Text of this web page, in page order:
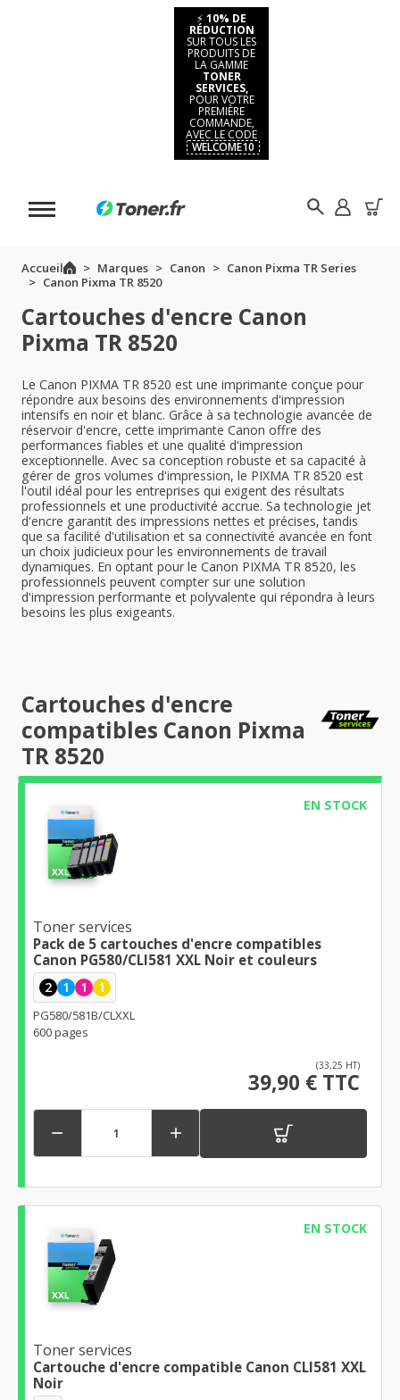
⚡ 10% DE
RÉDUCTION
SUR TOUS LES
PRODUITS DE
LA GAMME
TONER
SERVICES,
POUR VOTRE
PREMIÈRE
COMMANDE,
AVEC LE CODE
WELCOME10
Accueil Marques Canon
Canon Pixma TR Series
Canon Pixma TR 8520
Cartouches d'encre Canon
Pixma TR 8520
Le Canon PIXMA TR 8520 est une imprimante conçue pour
répondre aux besoins des environnements d'impression
intensifs en noir et blanc. Grâce à sa technologie avancée de
réservoir d'encre, cette imprimante Canon offre des
performances fiables et une qualité d'impression
exceptionnelle. Avec sa conception robuste et sa capacité à
gérer de gros volumes d'impression, le PIXMA TR 8520 est
l'outil idéal pour les entreprises qui exigent des résultats
professionnels et une productivité accrue. Sa technologie jet
d'encre garantit des impressions nettes et précises, tandis
que sa facilité d'utilisation et sa connectivité avancée en font
un choix judicieux pour les environnements de travail
dynamiques. En optant pour le Canon PIXMA TR 8520, les
professionnels peuvent compter sur une solution
d'impression performante et polyvalente qui répondra à leurs
besoins les plus exigeants.
Cartouches d'encre
compatibles Canon Pixma
TR 8520
EN STOCK
Toner services
Pack de 5 cartouches d'encre compatibles
Canon PG580/CLI581 XXL Noir et couleurs
2 1 1 1
PG580/581B/CLXXL
600 pages
(33,25 HT)
39,90 € TTC
 
EN STOCK
Toner services
Cartouche d'encre compatible Canon CLI581 XXL
Noir